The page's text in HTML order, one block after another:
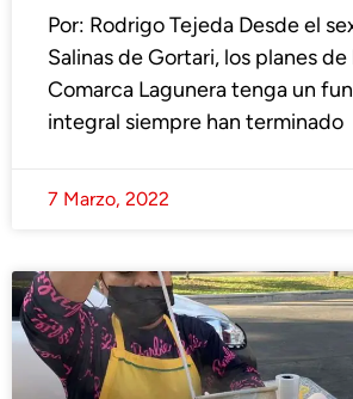
Por: Rodrigo Tejeda Desde el
Salinas de Gortari, los planes
Comarca Lagunera tenga un
integral siempre han terminado
7 Marzo, 2022